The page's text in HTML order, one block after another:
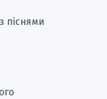
піснями